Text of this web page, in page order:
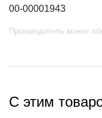
00-00001943
Производитель может
С этим